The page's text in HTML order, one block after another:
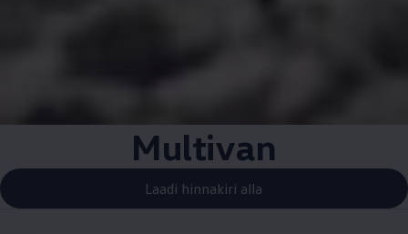
Multivan
Laadi hinnakiri alla